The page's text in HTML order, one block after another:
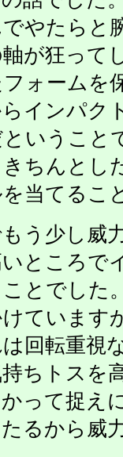
やたらと
が狂って
ォームを
インパク
いうこと
きちんとし
を当てるこ
う少し威
ところで
とでした
ています
回転重視
ちトスを
って捉え
たるから威